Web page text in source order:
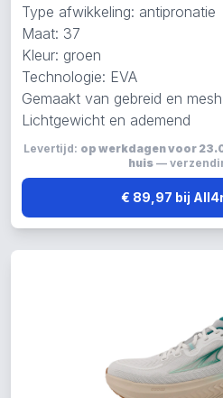
Type afwikkeling: antipronatie
Maat: 37
Kleur: groen
Technologie: EVA
Gemaakt van gebreid en mesh
Lichtgewicht en ademend
Levertijd: op werkdagen voor
huis—
€ 89,97 bij